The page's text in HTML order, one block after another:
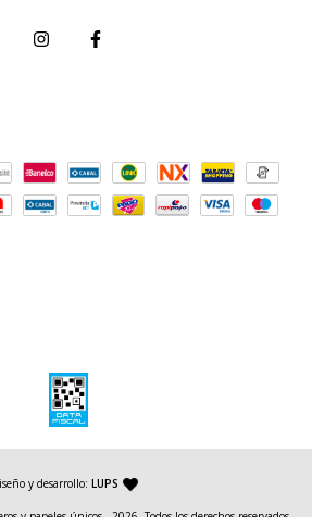
y desarrollo: LUPS — agencia de diseño y desarrollo web